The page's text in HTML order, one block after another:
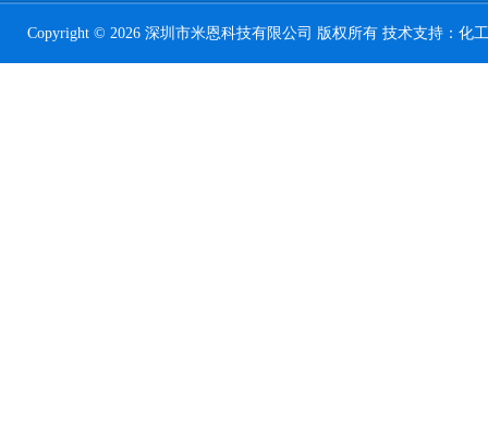
Copyright © 2026 深圳市米恩科技有限公司 版权所有 技术支持： 化